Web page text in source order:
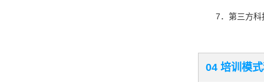
7．第三方科
04 培训模